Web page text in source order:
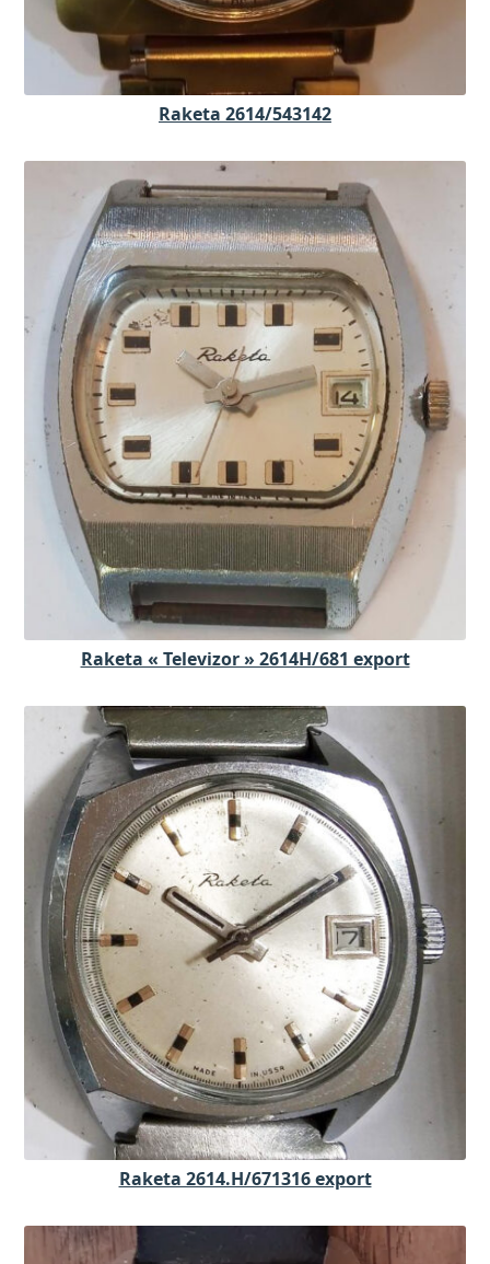
Raketa 2614/543142
Raketa « Televizor » 2614H/681 export
Raketa 2614.H/671316 export